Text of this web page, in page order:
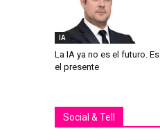
IA
La IA ya no es el futuro. Es
el presente
Social & Tell